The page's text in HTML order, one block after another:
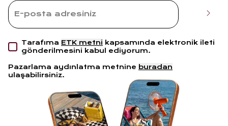
Tarafıma ETK metni kapsamında elektronik ileti
gönderilmesini kabul ediyorum.
Pazarlama aydınlatma metnine buradan
ulaşabilirsiniz.